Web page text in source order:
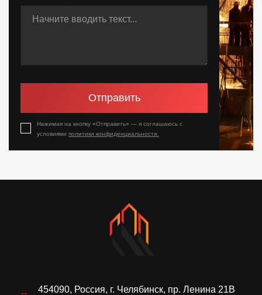
Отправить
Нажимая на кнопку «Отправить» — я соглашаюсь с
условиями политики конфиденциальности.
454090, Россия, г. Челябинск, пр. Ленина 21В